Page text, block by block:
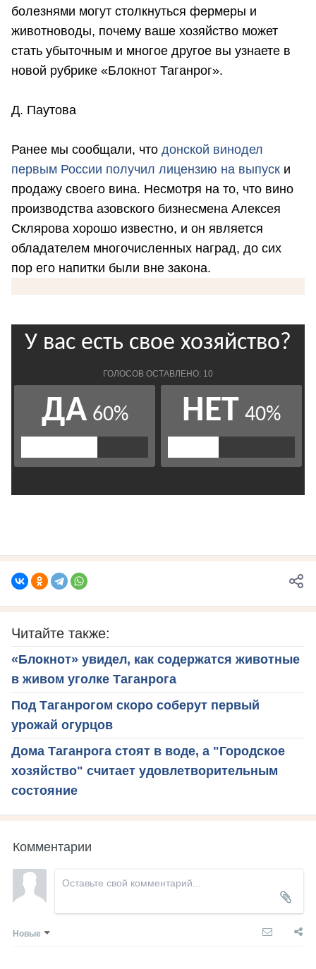
болезнями могут столкнуться фермеры и
животноводы, почему ваше хозяйство может
стать убыточным и многое другое вы узнаете в
новой рубрике «Блокнот Таганрог».
Д. Паутова
Ранее мы сообщали, что донской винодел
первым России получил лицензию на выпуск и
продажу своего вина. Несмотря на то, что вино
производства азовского бизнесмена Алексея
Склярова хорошо известно, и он является
обладателем многочисленных наград, до сих
пор его напитки были вне закона.
Читайте также:
«Блокнот» увидел, как содержатся животные
в живом уголке Таганрога
Под Таганрогом скоро соберут первый
урожай огурцов
Дома Таганрога стоят в воде, а "Городское
хозяйство" считает удовлетворительным
состояние
Комментарии
Новые